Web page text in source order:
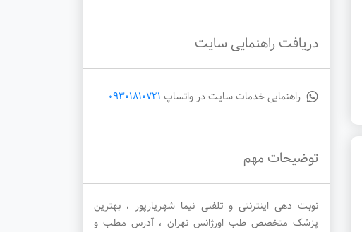
دریافت راهنمایی سایت
راهنمایی خدمات سایت در واتساپ 09301810721
توضیحات مهم
نوبت دهی اینترنتی و تلفنی نیما شهریارپور ، بهترین
پزشک متخصص طب اورژانس تهران ، آدرس مطب و